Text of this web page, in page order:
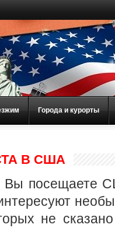
Города и курорты
В США
Вы посещаете
не